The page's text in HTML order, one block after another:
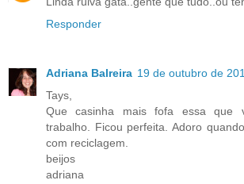
Responder
Adriana Balreira 19 de outubro de
Tays,
Que casinha mais fofa essa que
trabalho. Ficou perfeita. Adoro
com reciclagem.
beijos
adriana